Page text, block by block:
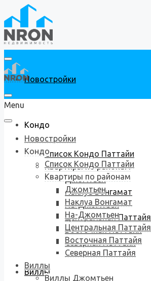
Новостройки
Кондо
Список Кондо Паттайи
Квартиры по районам
Джомтьен
Наклуа Вонгамат
На-Джомтьен
Центральная Паттайя
Восточная Паттайя
Северная Паттайя
Виллы
Menu
Новостройки
Кондо
Список Кондо Паттайи
Квартиры по районам
Джомтьен
Наклуа Вонгамат
На-Джомтьен
Центральная Паттайя
Восточная Паттайя
Северная Паттайя
Виллы
Виллы Джомтьен